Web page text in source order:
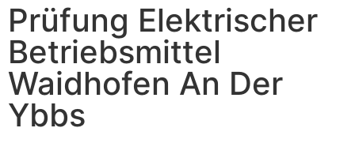
Prüfung Elektrischer
Betriebsmittel
Waidhofen An Der
Ybbs